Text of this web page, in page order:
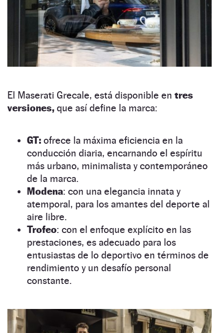
El Maserati Grecale, está disponible en tres
versiones, que así define la marca:
GT: ofrece la máxima eficiencia en la
conducción diaria, encarnando el espíritu
más urbano, minimalista y contemporáneo
de la marca.
Modena: con una elegancia innata y
atemporal, para los amantes del deporte al
aire libre.
Trofeo: con el enfoque explícito en las
prestaciones, es adecuado para los
entusiastas de lo deportivo en términos de
rendimiento y un desafío personal
constante.